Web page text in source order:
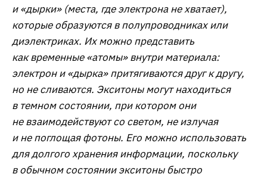
и «дырки» (места, где электрона не хватает),
которые образуются в полупроводниках или
диэлектриках. Их можно представить
как временные «атомы» внутри материала:
электрон и «дырка» притягиваются друг к другу,
но не сливаются. Экситоны могут находиться
в темном состоянии, при котором они
не взаимодействуют со светом, не излучая
и не поглощая фотоны. Его можно использовать
для долгого хранения информации, поскольку
в обычном состоянии экситоны быстро